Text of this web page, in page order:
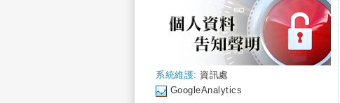
系統維護: 資訊處
GoogleAnalytics